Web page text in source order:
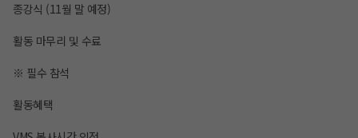
종강식 (11월 말 예정)
활동 마무리 및 수료
※ 필수 참석
활동혜택